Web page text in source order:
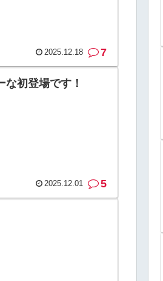
2025.12.18 7
な初登場です！
2025.12.01 5